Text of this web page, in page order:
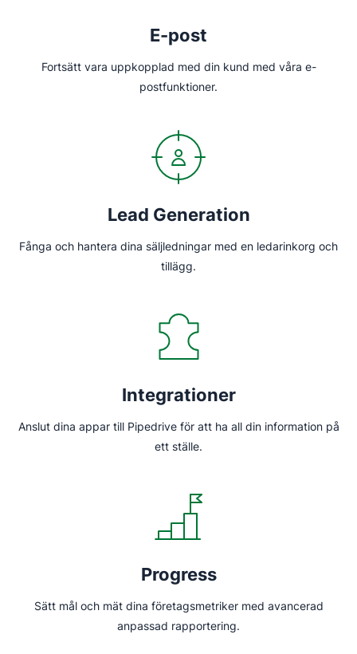
E-post
Fortsätt vara uppkopplad med din kund med våra e-
postfunktioner.
Lead Generation
Fånga och hantera dina säljledningar med en ledarinkorg och
tillägg.
Integrationer
Anslut dina appar till Pipedrive för att ha all din information på
ett ställe.
Progress
Sätt mål och mät dina företagsmetriker med avancerad
anpassad rapportering.